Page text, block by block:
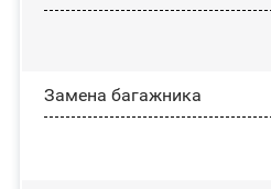
Замена багажника